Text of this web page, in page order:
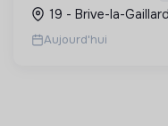
isolation), réduisant
les énergi...
19 - Brive-la-
Aujourd'hui